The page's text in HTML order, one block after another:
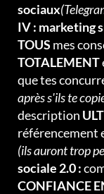
sociaux
IV : marketing
TOUS mes
TOTALEMENT
que tes
après s'ils te
description
référencement
(ils auront trop
sociale 2.0 :
CONFIANCE